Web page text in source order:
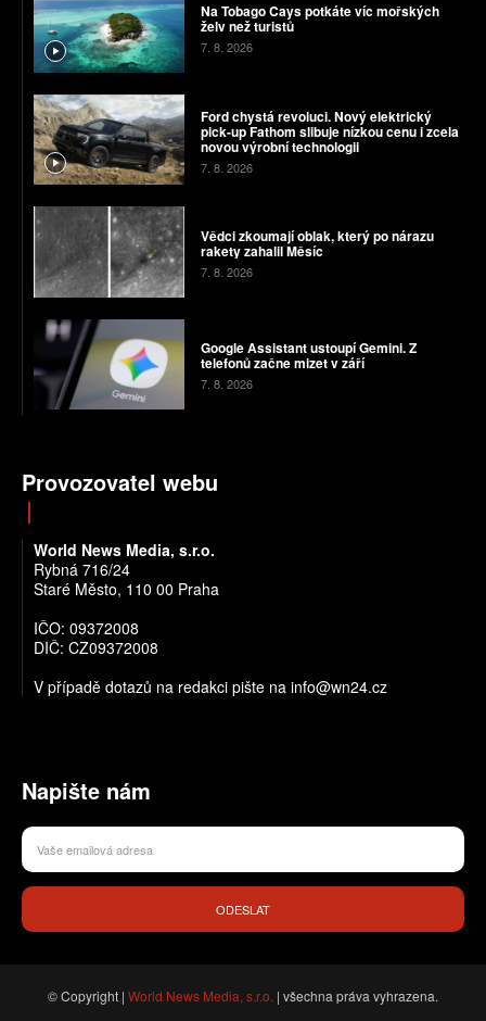
Na Tobago Cays potkáte víc mořských
želv než turistů
7. 8. 2026
Ford chystá revoluci. Nový elektrický
pick-up Fathom slibuje nízkou cenu i zcela
novou výrobní technologii
7. 8. 2026
Vědci zkoumají oblak, který po nárazu
rakety zahalil Měsíc
7. 8. 2026
Google Assistant ustoupí Gemini. Z
telefonů začne mizet v září
7. 8. 2026
Provozovatel webu
World News Media, s.r.o.
Rybná 716/24
Staré Město, 110 00 Praha
IČO: 09372008
DIČ: CZ09372008
V případě dotazů na redakci pište na info@wn24.cz
Napište nám
ODESLAT
© Copyright | World News Media, s.r.o. | všechna práva vyhrazena.